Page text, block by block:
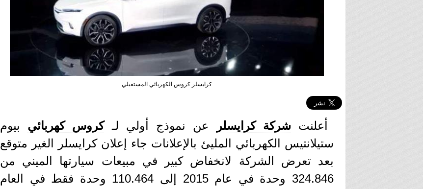
كرايسلر كروس الكهربائي المستقبلي
أعلنتشركة كرايسلر عن نموذج أولي لـكروس كهربائي بيوم
ستيلانتيس الكهربائي المليئ بالإعلانات جاء إعلان كرايسلر الغير متوقع
بعد تعرض الشركة لانخفاض كبير في مبيعات سيارتها الميني من
324.846 وحدة في عام 2015 إلى 110.464 وحدة فقط في العام